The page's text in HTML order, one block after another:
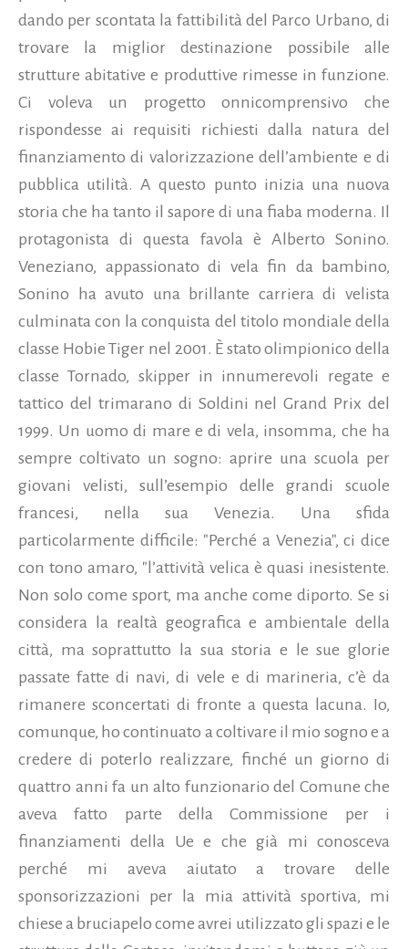
dando per scontata la fattibilità del Parco Urbano, di
trovare la miglior destinazione possibile alle
strutture abitative e produttive rimesse in funzione.
Ci voleva un progetto onnicomprensivo che
rispondesse ai requisiti richiesti dalla natura del
finanziamento di valorizzazione dell’ambiente e di
pubblica utilità. A questo punto inizia una nuova
storia che ha tanto il sapore di una fiaba moderna. Il
protagonista di questa favola è Alberto Sonino.
Veneziano, appassionato di vela fin da bambino,
Sonino ha avuto una brillante carriera di velista
culminata con la conquista del titolo mondiale della
classe Hobie Tiger nel 2001. È stato olimpionico della
classe Tornado, skipper in innumerevoli regate e
tattico del trimarano di Soldini nel Grand Prix del
1999. Un uomo di mare e di vela, insomma, che ha
sempre coltivato un sogno: aprire una scuola per
giovani velisti, sull’esempio delle grandi scuole
francesi, nella sua Venezia. Una sfida
particolarmente difficile: "Perché a Venezia", ci dice
con tono amaro, "l’attività velica è quasi inesistente.
Non solo come sport, ma anche come diporto. Se si
considera la realtà geografica e ambientale della
città, ma soprattutto la sua storia e le sue glorie
passate fatte di navi, di vele e di marineria, c’è da
rimanere sconcertati di fronte a questa lacuna. Io,
comunque, ho continuato a coltivare il mio sogno e a
credere di poterlo realizzare, finché un giorno di
quattro anni fa un alto funzionario del Comune che
aveva fatto parte della Commissione per i
finanziamenti della Ue e che già mi conosceva
perché mi aveva aiutato a trovare delle
sponsorizzazioni per la mia attività sportiva, mi
chiese a bruciapelo come avrei utilizzato gli spazi e le